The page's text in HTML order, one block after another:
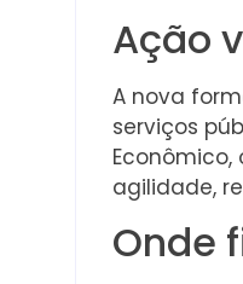
Ação
A nova
serviços
agilidade,
Onde